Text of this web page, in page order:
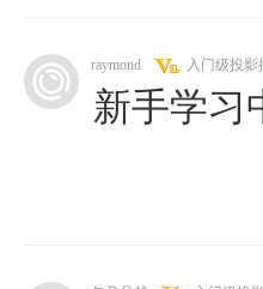
raymond 入门级投影
新手学习